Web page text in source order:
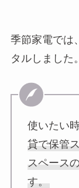
季節家電では
タルしました。
使いたい
貸で保管
スペース
す。